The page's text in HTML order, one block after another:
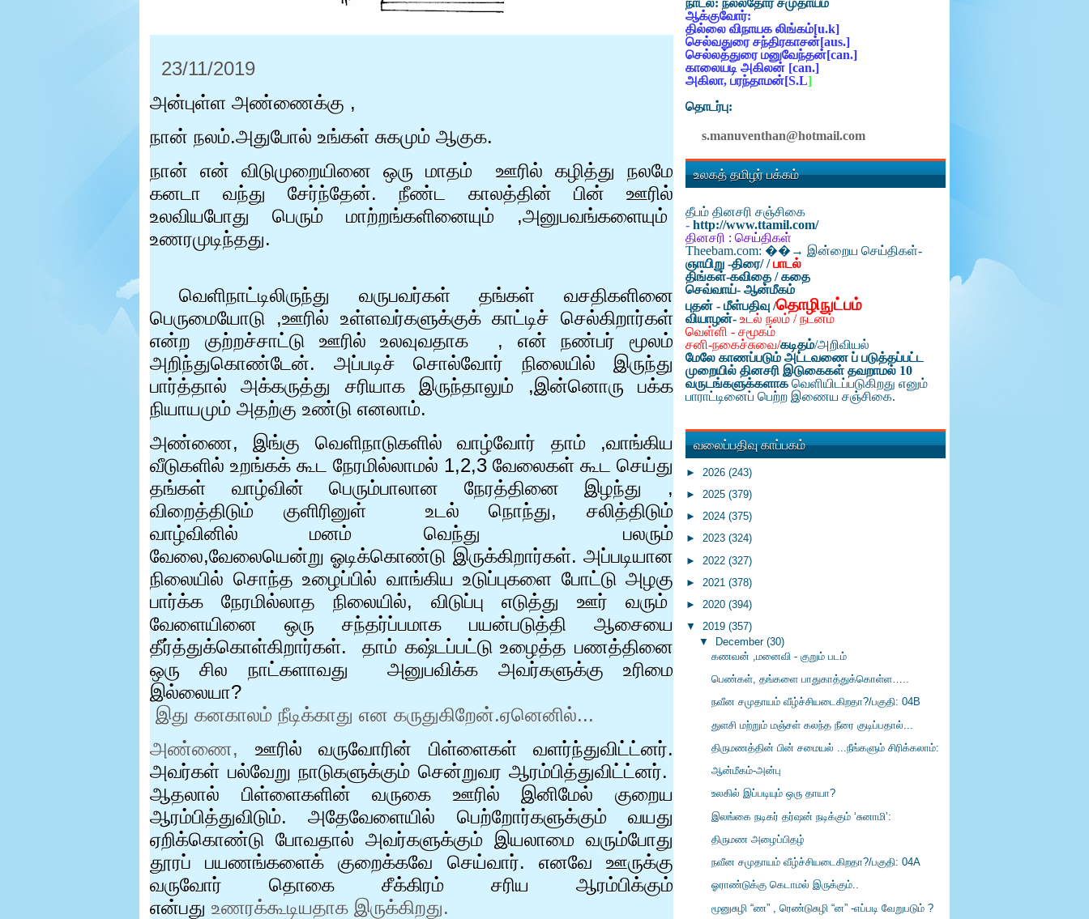
23/11/2019
அன்புள்ள அண்ணைக்கு ,
நான் நலம்.அதுபோல் உங்கள் சுகமும் ஆகுக.
நான் என் விடுமுறையினை ஒரு மாதம்
ஊரில் கழித்து நலமே
கனடா வந்து சேர்ந்தேன். நீண்ட காலத்தின் பின் ஊரில்
உலவியபோது பெரும் மாற்றங்களினையும் ,அனுபவங்களையும்
உணரமுடிந்தது.
வெளிநாட்டிலிருந்து வருபவர்கள் தங்கள் வசதிகளினை
பெருமையோடு ,ஊரில் உள்ளவர்களுக்குக் காட்டிச் செல்கிறார்கள்
என்ற குற்றச்சாட்டு ஊரில் உலவுவதாக
, என் நண்பர் மூலம்
அறிந்துகொண்டேன். அப்படிச் சொல்வோர் நிலையில் இருந்து
பார்த்தால் அக்கருத்து சரியாக இருந்தாலும் ,இன்னொரு பக்க
நியாயமும் அதற்கு உண்டு எனலாம்.
அண்ணை, இங்கு வெளிநாடுகளில் வாழ்வோர் தாம் ,வாங்கிய
வீடுகளில் உறங்கக் கூட நேரமில்லாமல் 1,2,3 வேலைகள் கூட செய்து
தங்கள் வாழ்வின் பெரும்பாலான நேரத்தினை இழந்து ,
விறைத்திடும் குளிரினுள் உடல் நொந்து, சலித்திடும்
வாழ்வினில் மனம் வெந்து பலரும்
வேலை,வேலையென்று ஓடிக்கொண்டு இருக்கிறார்கள். அப்படியான
நிலையில் சொந்த உழைப்பில் வாங்கிய உடுப்புகளை போட்டு அழகு
பார்க்க நேரமில்லாத நிலையில், விடுப்பு எடுத்து ஊர் வரும்
வேளையினை ஒரு சந்தர்ப்பமாக பயன்படுத்தி ஆசையை
தீர்த்துக்கொள்கிறார்கள்.
தாம் கஷ்டப்பட்டு உழைத்த பணத்தினை
ஒரு சில நாட்களாவது அனுபவிக்க அவர்களுக்கு உரிமை
இல்லையா?
இது கனகாலம் நீடிக்காது என கருதுகிறேன்.ஏனெனில்...
அண்ணை, ஊரில் வருவோரின் பிள்ளைகள் வளர்ந்துவிட்ட்னர்.
அவர்கள் பல்வேறு நாடுகளுக்கும் சென்றுவர ஆரம்பித்துவிட்ட்னர்.
ஆதலால் பிள்ளைகளின் வருகை ஊரில் இனிமேல் குறைய
ஆரம்பித்துவிடும். அதேவேளையில் பெற்றோர்களுக்கும் வயது
ஏறிக்கொண்டு போவதால் அவர்களுக்கும் இயலாமை வரும்போது
தூரப் பயணங்களைக் குறைக்கவே செய்வார். எனவே ஊருக்கு
வருவோர் தொகை சீக்கிரம் சரிய ஆரம்பிக்கும்
என்பது உணரக்கூடியதாக இருக்கிறது.
நாடல்: நல்லதோர் சமுதாயம்
ஆக்குவோர்:
தில்லை விநாயக லிங்கம்[u.k]
செல்வதுரை சந்திரகாசன்[aus.]
செல்லத்துரை மனுவேந்தன்[can.]
காலையடி அகிலன் [can.]
அகிலா, பரந்தாமன்[S.L]
தொடர்பு:
s.manuventhan@hotmail.com
உலகத் தமிழர் பக்கம்
தீபம் தினசரி சஞ்சிகை
- http://www.ttamil.com/
தினசரி : செய்திகள்
Theebam.com: ��→ இன்றைய செய்திகள்-
ஞாயிறு -திரை//பாடல்
திங்கள்-கவிதை / கதை
செவ்வாய்- ஆன்மீகம்
புதன் - மீள்பதிவு /தொழிநுட்பம்
வியாழன்- உடல் நலம் / நடனம்
வெள்ளி - சமூகம்
சனி-நகைச்சுவை/கடிதம்/அறிவியல்
மேலே காணப்படும் அட்டவணை ப் படுத்தப்பட்ட
முறையில் தினசரி இடுகைகள் தவறாமல் 10
வருடங்களுக்களாக வெளியிடப்படுகிறது எனும்
பாராட்டினைப் பெற்ற இணைய சஞ்சிகை.
வலைப்பதிவு காப்பகம்
► 2026 (243)
► 2025 (379)
► 2024 (375)
► 2023 (324)
► 2022 (327)
► 2021 (378)
► 2020 (394)
▼ 2019 (357)
▼ December (30)
கணவன் ,மனைவி - குறும் படம்
பெண்கள், தங்களை பாதுகாத்துக்கொள்ள…..
நவீன சமுதாயம் வீழ்ச்சியடைகிறதா?/பகுதி: 04B
துளசி மற்றும் மஞ்சள் கலந்த நீரை குடிப்பதால்...
திருமணத்தின் பின் சமையல் ...நீங்களும் சிரிக்கலாம்:
ஆன்மீகம்-அன்பு
உலகில் இப்படியும் ஒரு தாயா?
இலங்கை நடிகர் தர்ஷன் நடிக்கும் ‘சுனாமி’:
திருமண அழைப்பிதழ்
நவீன சமுதாயம் வீழ்ச்சியடைகிறதா?/பகுதி: 04A
ஓராண்டுக்கு கெடாமல் இருக்கும்..
மூனுசுழி “ண” , ரெண்டுசுழி “ன” -எப்படி வேறுபடும் ?